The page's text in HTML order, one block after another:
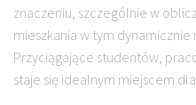
znaczeniu, szczególnie w
mieszkania w tym dynamicznie
Przyciągające studentów,
staje się idealnym miejscem dla...